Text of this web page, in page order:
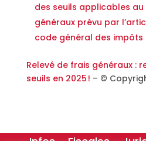
des seuils applicables
généraux prévu par
code général des impôts
Relevé de frais généraux :
seuils en 2025 ! – ©